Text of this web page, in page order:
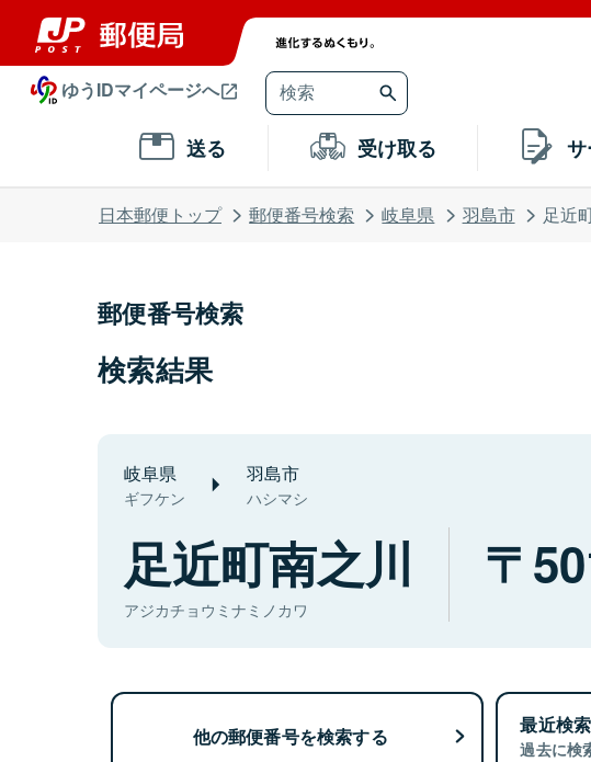
ゆうIDマイページへ
送る 受け取る
日本郵便トップ 郵便番号検索 岐阜県 羽島市 足近
郵便番号検索
検索結果
岐阜県
ギフケン
羽島市
ハシマシ
足近町南之川
アジカチョウミナミノカワ
他の郵便番号を検索する 最近検
過去に検